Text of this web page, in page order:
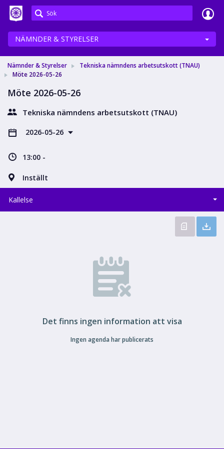
Meetings+
NÄMNDER & STYRELSER
Nämnder & Styrelser
Tekniska nämndens arbetsutskott (TNAU)
Möte 2026-05-26
Möte 2026-05-26
Tekniska nämndens arbetsutskott (TNAU)
2026-05-26
13:00 -
Inställt
Kallelse
Det finns ingen information att visa
Ingen agenda har publicerats